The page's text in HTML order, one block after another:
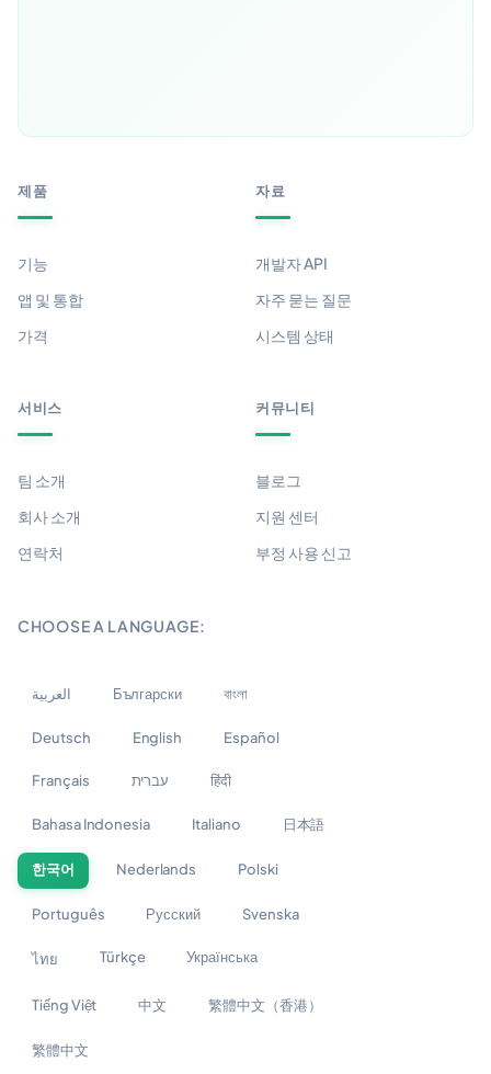
제품
기능
앱 및 통합
가격
자료
개발자 API
자주 묻는 질문
시스템 상태
서비스
팀 소개
회사 소개
연락처
커뮤니티
블로그
지원 센터
부정 사용 신고
CHOOSE A LANGUAGE:
العربية Български বাংলা
Deutsch English Español
Français עברית हिंदी
Bahasa Indonesia Italiano 日本語
한국어 Nederlands Polski
Português Русский Svenska
ไทย Türkçe Українська
Tiếng Việt 中文 繁體中文（香港）
繁體中文